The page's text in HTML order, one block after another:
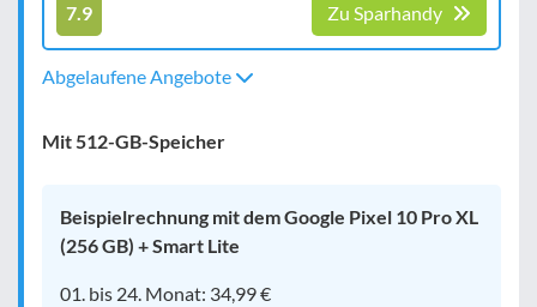
7.9 Zu Sparhandy
Abgelaufene Angebote
Mit 512-GB-Speicher
Beispielrechnung mit dem Google Pixel 10 Pro XL
(256 GB) + Smart Lite
01. bis 24. Monat: 34,99 €